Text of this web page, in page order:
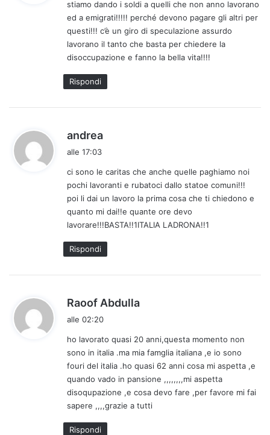
e
t
t
o
:
stiamo dando i soldi a quelli che non anno lavorano
ed a emigrati!!!!! perché devono pagare gli altri per
questi!!! c’è un giro di speculazione assurdo
lavorano il tanto che basta per chiedere la
disoccupazione e fanno la bella vita!!!!
Rispondi
andrea
e
t
t
o
:
alle 17:03
ci sono le caritas che anche quelle paghiamo noi
pochi lavoranti e rubatoci dallo statoe comuni!!!
poi li dai un lavoro la prima cosa che ti chiedono e
quanto mi dai!!e quante ore devo
lavorare!!!BASTA!!1ITALIA LADRONA!!1
Rispondi
Raoof Abdulla
e
t
t
o
:
alle 02:20
ho lavorato quasi 20 anni,questa momento non
sono in italia .ma mia famglia italiana ,e io sono
fouri del italia .ho quasi 62 anni cosa mi aspetta ,e
quando vado in pansione ,,,,,,,,mi aspetta
disoqupazione ,e cosa devo fare ,per favore mi fai
sapere ,,,,grazie a tutti
Rispondi